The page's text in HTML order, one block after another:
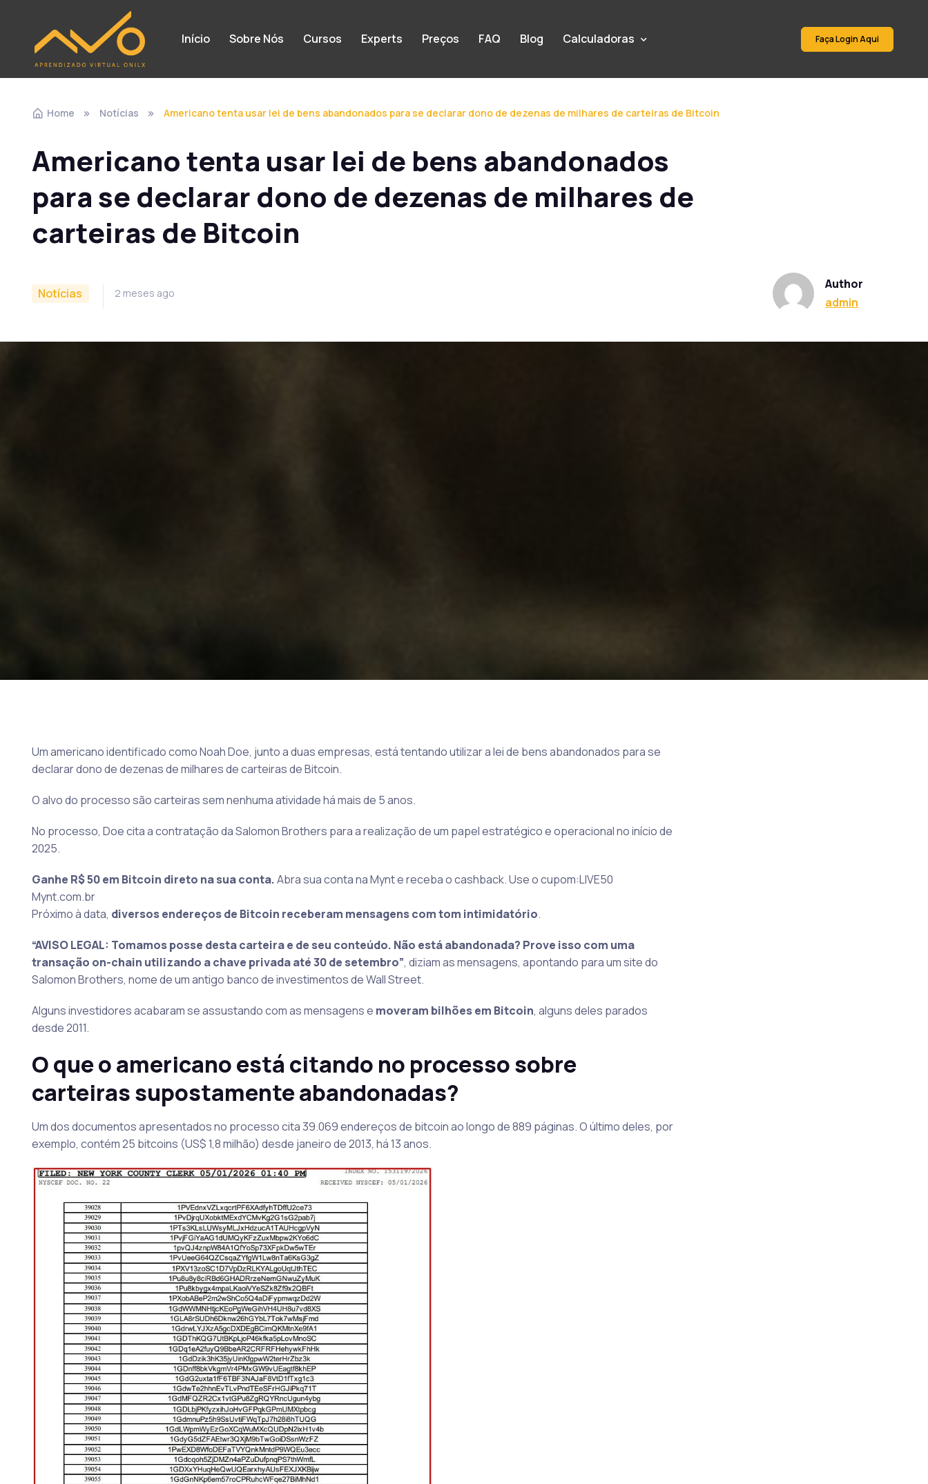
Início Sobre Nós Cursos Experts Preços FAQ Blog Calculadoras Faça Login Aqui
Home Notícias Americano tenta usar lei de bens abandonados para se declarar dono de dezenas de milhares de carteiras de Bitcoin
Americano tenta usar lei de bens abandonados
para se declarar dono de dezenas de milhares de
carteiras de Bitcoin
Notícias 2 meses ago
Author
admin
Um americano identificado como Noah Doe, junto a duas empresas, está tentando utilizar a lei de bens abandonados para se
declarar dono de dezenas de milhares de carteiras de Bitcoin.
O alvo do processo são carteiras sem nenhuma atividade há mais de 5 anos.
No processo, Doe cita a contratação da Salomon Brothers para a realização de um papel estratégico e operacional no início de
2025.
Ganhe R$ 50 em Bitcoin direto na sua conta.Abra sua conta na Mynt e receba o cashback. Use o cupom:LIVE50
Mynt.com.br
Próximo à data, diversos endereços de Bitcoin receberam mensagens com tom intimidatório.
“AVISO LEGAL: Tomamos posse desta carteira e de seu conteúdo. Não está abandonada? Prove isso com uma
transação on-chain utilizando a chave privada até 30 de setembro”, diziam as mensagens, apontando para um site do
Salomon Brothers, nome de um antigo banco de investimentos de Wall Street.
Alguns investidores acabaram se assustando com as mensagens e moveram bilhões em Bitcoin, alguns deles parados
desde 2011.
O que o americano está citando no processo sobre
carteiras supostamente abandonadas?
Um dos documentos apresentados no processo cita 39.069 endereços de bitcoin ao longo de 889 páginas. O último deles, por
exemplo, contém 25 bitcoins (US$ 1,8 milhão) desde janeiro de 2013, há 13 anos.